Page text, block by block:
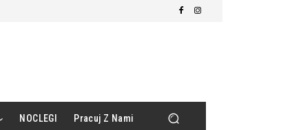
NOCLEGI Pracuj Z Nami